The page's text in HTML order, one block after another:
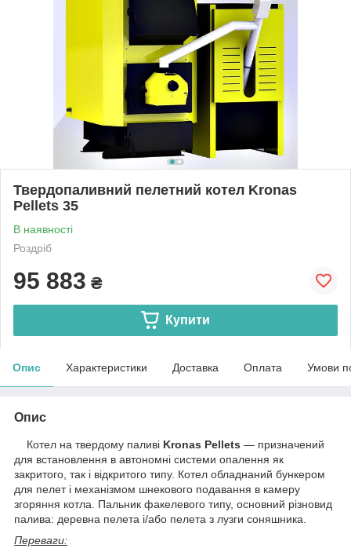
Твердопаливний пелетний котел Kronas
Pellets 35
В наявності
Роздріб
95 883 ₴
Купити
Опис Характеристики Доставка Оплата Умови
Опис
Котел на твердому паливі Kronas Pellets — призначений
для встановлення в автономні системи опалення як
закритого, так і відкритого типу. Котел обладнаний бункером
для пелет і механізмом шнекового подавання в камеру
згоряння котла. Пальник факелевого типу, основний різновид
палива: деревна пелета і/або пелета з лузги соняшника.
Переваги: